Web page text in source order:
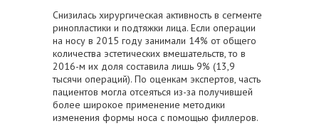
Снизилась хирургическая активность в сегменте
ринопластики и подтяжки лица. Если операции
на носу в 2015 году занимали 14% от общего
количества эстетических вмешательств, то в
2016-м их доля составила лишь 9% (13,9
тысячи операций). По оценкам экспертов, часть
пациентов могла отсеяться из-за получившей
более широкое применение методики
изменения формы носа с помощью филлеров.